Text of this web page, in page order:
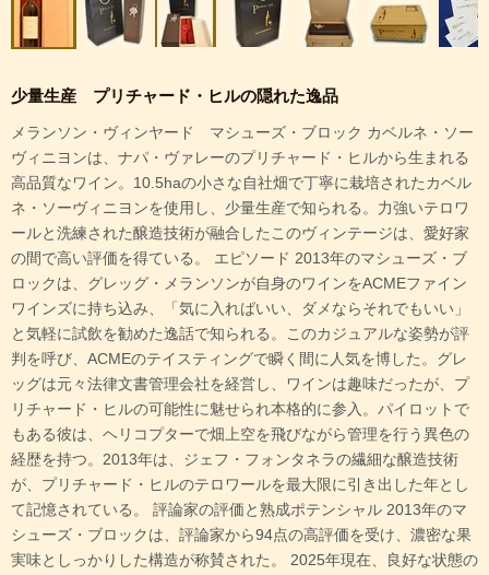
少量生産 プリチャード・ヒルの隠れた逸品
メランソン・ヴィンヤード マシューズ・ブロック カベルネ・ソー
ヴィニヨンは、ナパ・ヴァレーのプリチャード・ヒルから生まれる
高品質なワイン。10.5haの小さな自社畑で丁寧に栽培されたカベル
ネ・ソーヴィニヨンを使用し、少量生産で知られる。力強いテロワ
ールと洗練された醸造技術が融合したこのヴィンテージは、愛好家
の間で高い評価を得ている。 エピソード 2013年のマシューズ・ブ
ロックは、グレッグ・メランソンが自身のワインをACMEファイン
ワインズに持ち込み、「気に入ればいい、ダメならそれでもいい」
と気軽に試飲を勧めた逸話で知られる。このカジュアルな姿勢が評
判を呼び、ACMEのテイスティングで瞬く間に人気を博した。グレ
ッグは元々法律文書管理会社を経営し、ワインは趣味だったが、プ
リチャード・ヒルの可能性に魅せられ本格的に参入。パイロットで
もある彼は、ヘリコプターで畑上空を飛びながら管理を行う異色の
経歴を持つ。2013年は、ジェフ・フォンタネラの繊細な醸造技術
が、プリチャード・ヒルのテロワールを最大限に引き出した年とし
て記憶されている。 評論家の評価と熟成ポテンシャル 2013年のマ
シューズ・ブロックは、評論家から94点の高評価を受け、濃密な果
実味としっかりした構造が称賛された。 2025年現在、良好な状態の